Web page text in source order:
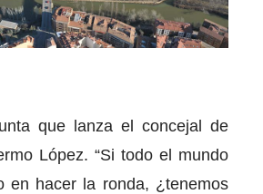
que lanza el concejal de
López. “Si todo el mundo
en hacer la ronda, ¿tenemos